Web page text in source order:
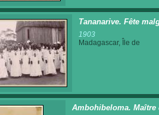
Tananarive. Fête
1903
Madagascar, Île de
Ambohibeloma. Maître